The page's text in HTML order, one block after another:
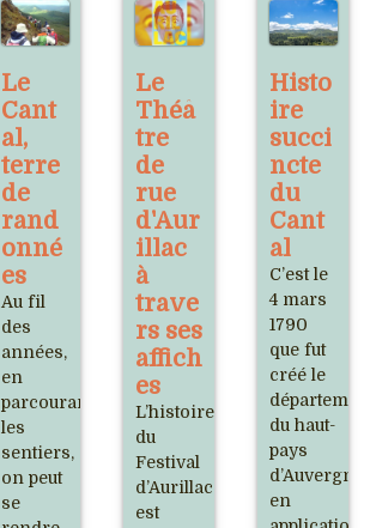
Le
Cant
al,
terre
de
rand
onné
es
Au fil
des
années,
en
parcourant
les
sentiers,
on peut
se
Le
Théâ
tre
de
rue
d'Aur
illac
à
trave
rs ses
affich
es
L’histoire
du
Festival
d’Aurillac
est
Histo
ire
succi
ncte
du
Cant
al
C’est le
4 mars
1790
que fut
créé le
du haut-
pays
d’Auvergne
en